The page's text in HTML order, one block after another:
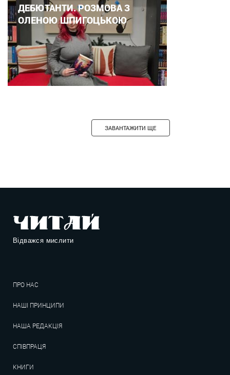
ДЕБЮТАНТИ. РОЗМОВА З
ОЛЕНОЮ ШПИГОЦЬКОЮ
ЗАВАНТАЖИТИ ЩЕ
Відважся мислити
ПРО НАС
НАШІ ПРИНЦИПИ
НАША РЕДАКЦІЯ
СПІВПРАЦЯ
КНИГИ